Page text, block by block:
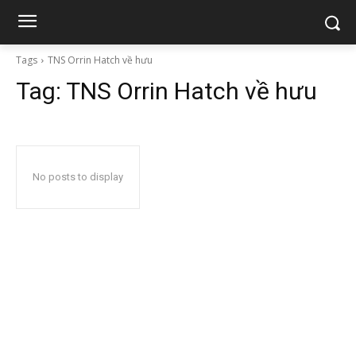
Tags TNS Orrin Hatch về hưu
Tag: TNS Orrin Hatch về hưu
No posts to display